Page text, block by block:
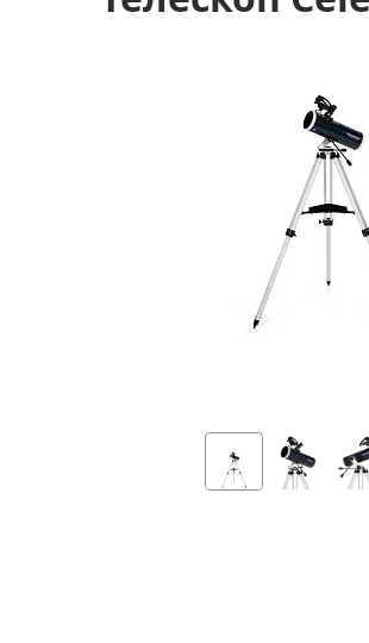
Приборы ночного видения
Метеостанции, барометры,
Астропланетарии